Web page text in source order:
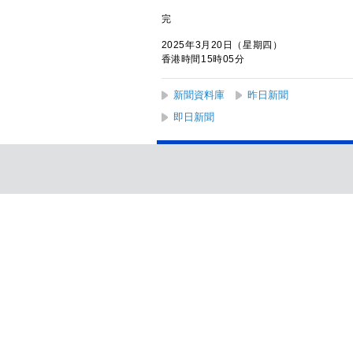
完
2025年3月20日（星期四）
香港時間15時05分
新聞資料庫 昨日新聞
即日新聞